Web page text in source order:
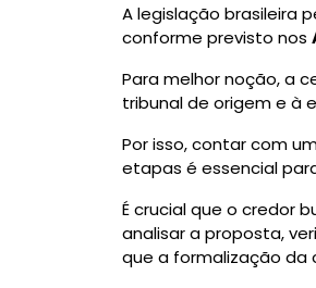
A legislação brasileira
conforme previsto nos
Para melhor noção, a
tribunal de origem e à
Por isso, contar com
etapas é essencial
É crucial que o credor
analisar a proposta,
que a formalização